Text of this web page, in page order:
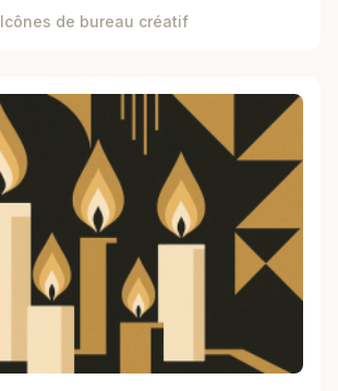
Icônes de bureau créatif